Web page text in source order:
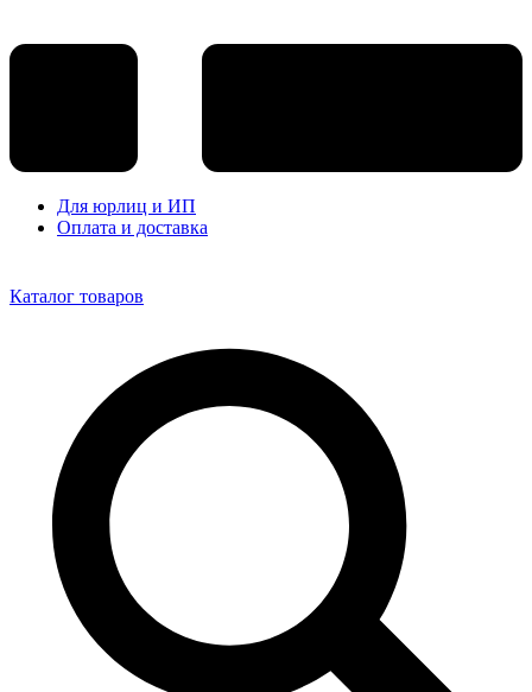
Для юрлиц и ИП
Оплата и доставка
Каталог товаров